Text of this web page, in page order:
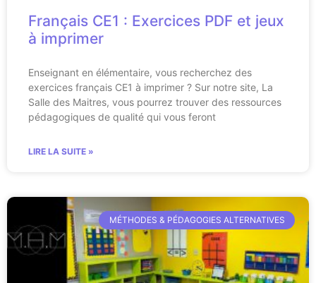
Français CE1 : Exercices PDF et jeux
à imprimer
Enseignant en élémentaire, vous recherchez des
exercices français CE1 à imprimer ? Sur notre site, La
Salle des Maitres, vous pourrez trouver des ressources
pédagogiques de qualité qui vous feront
LIRE LA SUITE »
MÉTHODES & PÉDAGOGIES ALTERNATIVES